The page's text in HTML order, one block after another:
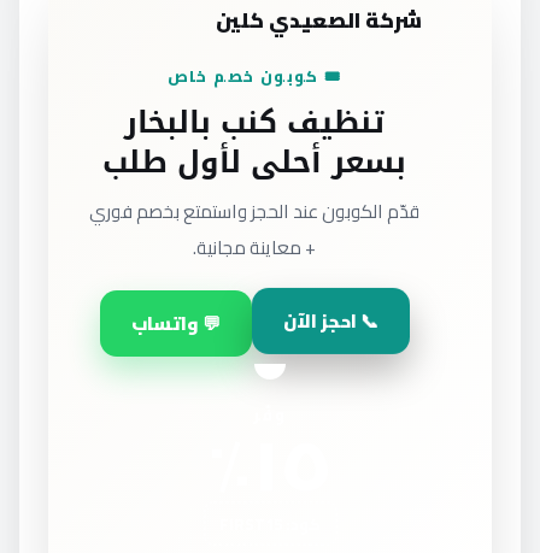
شركة الصعيدي كلين
🎟️ كوبون خصم خاص
تنظيف كنب بالبخار
بسعر أحلى لأول طلب
قدّم الكوبون عند الحجز واستمتع بخصم فوري
+ معاينة مجانية.
📞 احجز الآن 💬 واتساب